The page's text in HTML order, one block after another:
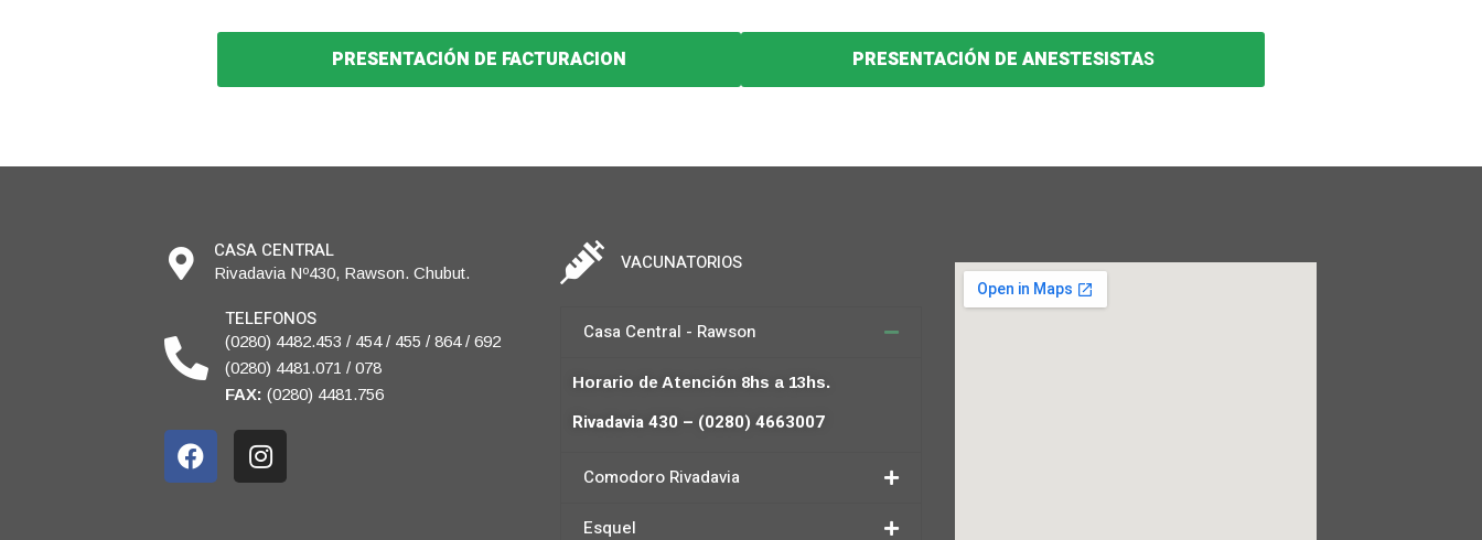
PRESENTACIÓN DE FACTURACION PRESENTACIÓN DE ANESTESISTAS
CASA CENTRAL
Rivadavia Nº430, Rawson. Chubut.
TELEFONOS
(0280) 4482.453 / 454 / 455 / 864 / 692
(0280) 4481.071 / 078
FAX: (0280) 4481.756
VACUNATORIOS
Casa Central - Rawson
Horario de Atención 8hs a 13hs.
Rivadavia 430 – (0280) 4663007
Comodoro Rivadavia
Esquel